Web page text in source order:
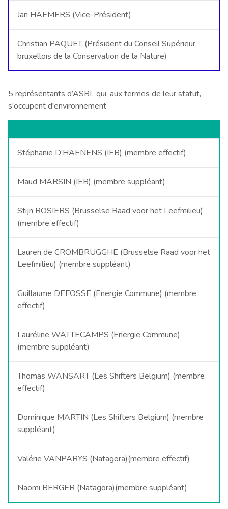
Jan HAEMERS (Vice-Président)
Christian PAQUET (Président du Conseil Supérieur
bruxellois de la Conservation de la Nature)
5 représentants d’ASBL qui, aux termes de leur statut,
s'occupent d'environnement
Stéphanie D’HAENENS (IEB) (membre effectif)
Maud MARSIN (IEB) (membre suppléant)
Stijn ROSIERS (Brusselse Raad voor het Leefmilieu)
(membre effectif)
Lauren de CROMBRUGGHE (Brusselse Raad voor het
Leefmilieu) (membre suppléant)
Guillaume DEFOSSE (Energie Commune) (membre
effectif)
Lauréline WATTECAMPS (Energie Commune)
(membre suppléant)
Thomas WANSART (Les Shifters Belgium) (membre
effectif)
Dominique MARTIN (Les Shifters Belgium) (membre
suppléant)
Valérie VANPARYS (Natagora)(membre effectif)
Naomi BERGER (Natagora)(membre suppléant)